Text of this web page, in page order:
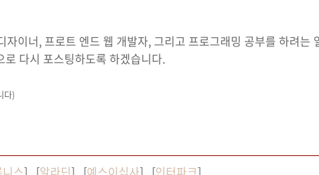
이너, 프로트 엔드 웹 개발자, 그리고 프로그래밍 공부를 하려는
다시 포스팅하도록 하겠습니다.
다)
스] [알라딘] [예스이십사] [인터파크]